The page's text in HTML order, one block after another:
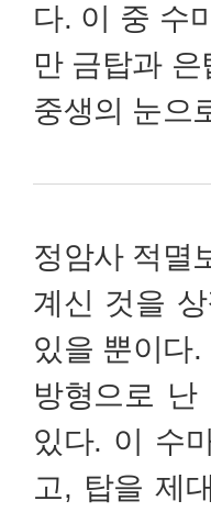
다. 이 중 수
만 금탑과
중생의 눈으
정암사 적멸
계신 것을
있을 뿐이다
방형으로
있다. 이 수
고, 탑을 제